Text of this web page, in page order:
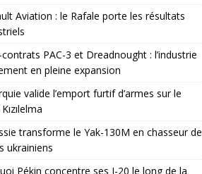
Aviation : le Rafale porte les résultats
PAC-3 et Dreadnought : l’industrie
en pleine expansion
valide l’emport furtif d’armes sur le
transforme le Yak-130M en chasseur de
ukrainiens
Pékin concentre ses J-20 le long de la